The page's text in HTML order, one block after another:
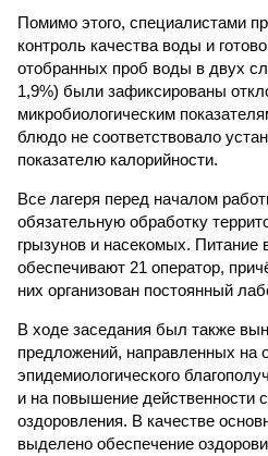
Помимо этого, специалистами
контроль качества воды и
отобранных проб воды в двух
1,9%) были зафиксированы
микробиологическим
блюдо не соответствовало
показателю калорийности.
Все лагеря перед началом
обязательную обработку
грызунов и насекомых. Питание
обеспечивают 21 оператор,
них организован постоянный
В ходе заседания был также
предложений, направленных на
эпидемиологического
и на повышение действенности
оздоровления. В качестве
выделено обеспечение